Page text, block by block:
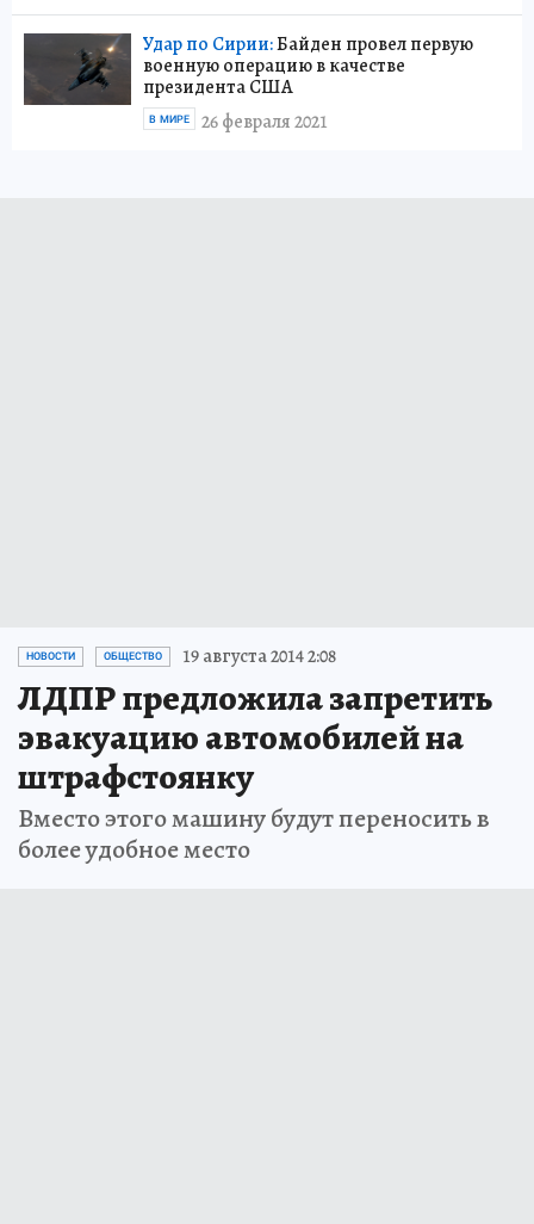
Удар по Сирии:Байден провел первую
военную операцию в качестве
президента США
26 февраля 2021
В МИРЕ
НОВОСТИ ОБЩЕСТВО 19 августа 2014 2:08
ЛДПР предложила запретить
эвакуацию автомобилей на
штрафстоянку
Вместо этого машину будут переносить в
более удобное место